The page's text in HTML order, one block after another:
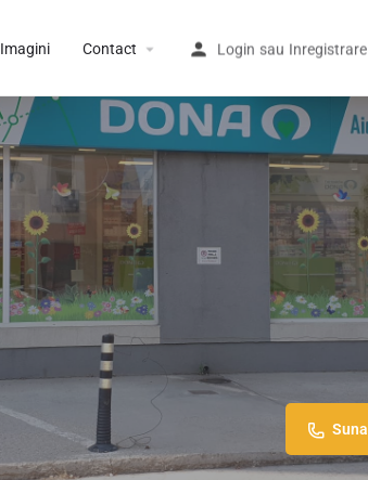
Imagini Contact Login sau Inregistrare
Suna